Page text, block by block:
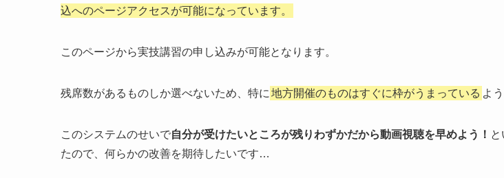
込へのページアクセスが可能になっています。
このページから実技講習の申し込みが可能となります。
残席数があるものしか選べないため、特に 地方開催のものはすぐに枠がうまっている よ
このシステムのせいで自分が受けたいところが残りわずかだから動画視聴を早めよう！
たので、何らかの改善を期待したいです…